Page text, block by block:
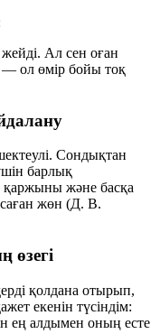
Ал сен оған
— ол өмір бойы тоқ
Сондықтан
барлық
қаржыны және басқа
жөн (Д. В.
өзегі
қолдана отырып,
екенін түсіндім:
ең алдымен оның есте